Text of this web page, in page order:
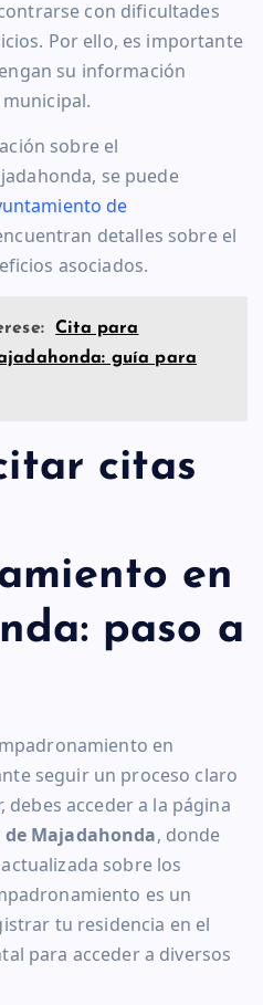
con dificultades
Por ello, es importante
su información
sobre el
se puede
de
detalles sobre el
asociados.
Cita para
guía para
citas
en
paso a
en
seguir un proceso claro
debes acceder a la página
Majadahonda, donde
sobre los
es un
tu residencia en el
para acceder a diversos